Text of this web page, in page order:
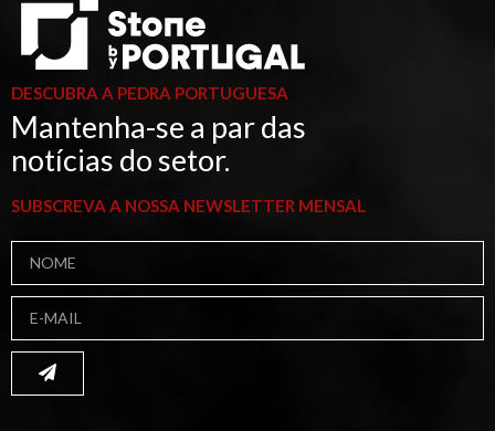
DESCUBRA A PEDRA PORTUGUESA
Mantenha-se a par das
notícias do setor.
SUBSCREVA A NOSSA NEWSLETTER MENSAL